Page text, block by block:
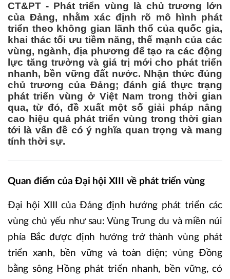
CT&PT - Phát triển vùng là chủ trương lớn
của Đảng, nhằm xác định rõ mô hình phát
triển theo không gian lãnh thổ của quốc gia,
khai thác tối ưu tiềm năng, thế mạnh của các
vùng, ngành, địa phương để tạo ra các động
lực tăng trưởng và giá trị mới cho phát triển
nhanh, bền vững đất nước. Nhận thức đúng
chủ trương của Đảng; đánh giá thực trạng
phát triển vùng ở Việt Nam trong thời gian
qua, từ đó, đề xuất một số giải pháp nâng
cao hiệu quả phát triển vùng trong thời gian
tới là vấn đề có ý nghĩa quan trọng và mang
tính thời sự.
Quan điểm của Đại hội XIII về phát triển vùng
Đại hội XIII của Đảng định hướng phát triển các
vùng chủ yếu như sau: Vùng Trung du và miền núi
phía Bắc được định hướng trở thành vùng phát
triển xanh, bền vững và toàn diện; vùng Đồng
bằng sông Hồng phát triển nhanh, bền vững, có